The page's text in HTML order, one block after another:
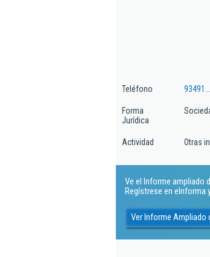
Teléfono 93491...
Forma
Jurídica
Actividad Otras
Ve el Informe ampliado
Regístrese en eInforma
Ver Informe Ampliado